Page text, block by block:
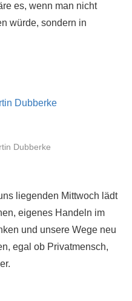
es, wenn man nicht
würde, sondern in
Dubberke
liegenden Mittwoch lädt
eigenes Handeln im
und unsere Wege neu
egal ob Privatmensch,